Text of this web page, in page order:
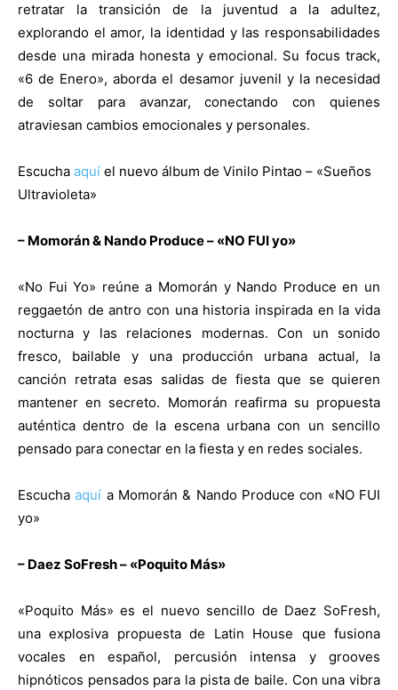
retratar la transición de la juventud a la adultez,
explorando el amor, la identidad y las responsabilidades
desde una mirada honesta y emocional. Su focus track,
«6 de Enero», aborda el desamor juvenil y la necesidad
de soltar para avanzar, conectando con quienes
atraviesan cambios emocionales y personales.
Escucha aquí el nuevo álbum de Vinilo Pintao – «Sueños
Ultravioleta»
– Momorán & Nando Produce – «NO FUI yo»
«No Fui Yo» reúne a Momorán y Nando Produce en un
reggaetón de antro con una historia inspirada en la vida
nocturna y las relaciones modernas. Con un sonido
fresco, bailable y una producción urbana actual, la
canción retrata esas salidas de fiesta que se quieren
mantener en secreto. Momorán reafirma su propuesta
auténtica dentro de la escena urbana con un sencillo
pensado para conectar en la fiesta y en redes sociales.
Escuchaaquí a Momorán & Nando Produce con «NO FUI
yo»
– Daez SoFresh – «Poquito Más»
«Poquito Más» es el nuevo sencillo de Daez SoFresh,
una explosiva propuesta de Latin House que fusiona
vocales en español, percusión intensa y grooves
hipnóticos pensados para la pista de baile. Con una vibra